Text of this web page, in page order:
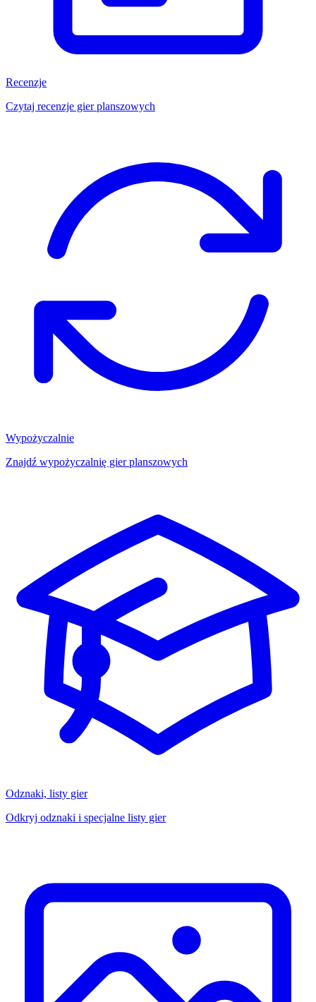
Recenzje
Czytaj recenzje gier planszowych
Wypożyczalnie
Znajdź wypożyczalnię gier planszowych
Odznaki, listy gier
Odkryj odznaki i specjalne listy gier